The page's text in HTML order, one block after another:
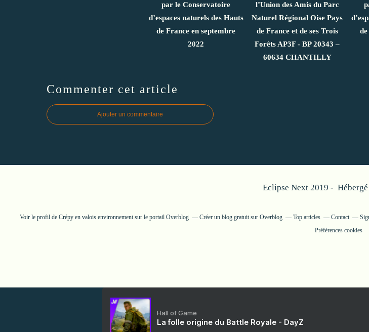
par le Conservatoire
d’espaces naturels des Hauts
de France en septembre
2022
l’Union des Amis du Parc
Naturel Régional Oise Pays
de France et de ses Trois
Forêts AP3F - BP 20343 –
60634 CHANTILLY
Commenter cet article
Ajouter un commentaire
Eclipse Next 2019 -
Voir le profil de Crépy en valois environnementsur le portail Overblog Créer un blog gratuit sur Overblog Top articles Contact
Préférences cookies
Hall of Game
La folle origine du Battle Royale - DayZ